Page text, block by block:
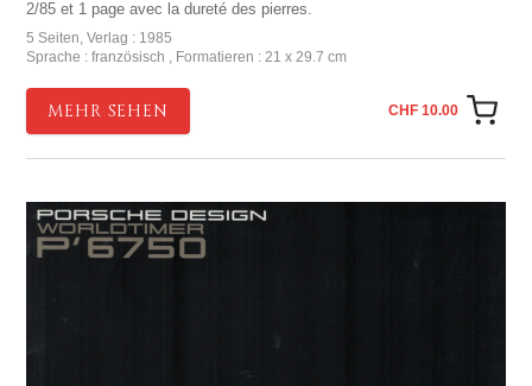
2/85 et 1 page avec la dureté des pierres.
5 Seiten, Verlag : 1985
Sprache : französisch , Formatieren : 21 x 29.7 cm
MEHR SEHEN CHF 10.00